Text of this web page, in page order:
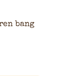
bang